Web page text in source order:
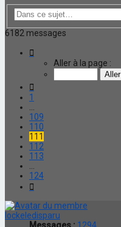
6182 messages
111
124
Aller à la page :
1
109
110
111
112
113
124
lockeledisparu
Messages : 1294